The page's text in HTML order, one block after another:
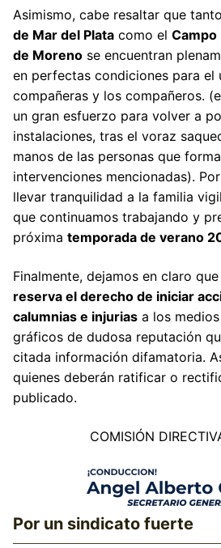
Asimismo, cabe resaltar que
de Mar del Plata como el Campo
de Moreno se encuentran
en perfectas condiciones para el
compañeras y los compañeros.
un gran esfuerzo para volver a
instalaciones, tras el voraz
manos de las personas que
intervenciones mencionadas).
llevar tranquilidad a la familia
que continuamos trabajando y
próxima temporada de verano
Finalmente, dejamos en claro que
reserva el derecho de iniciar
calumnias e injurias a los
gráficos de dudosa reputación
citada información difamatoria.
quienes deberán ratificar o
publicado.
COMISIÓN
Por un sindicato fuerte